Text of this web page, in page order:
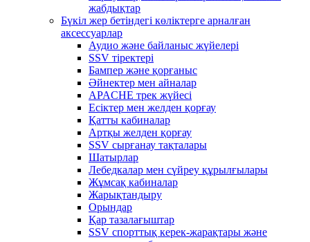
жабдықтар
Бүкіл жер бетіндегі көліктерге арналған
аксессуарлар
Аудио және байланыс жүйелері
SSV тіректері
Бампер және қорғаныс
Әйнектер мен айналар
APACHE трек жүйесі
Есіктер мен желден қорғау
Қатты кабиналар
Артқы желден қорғау
SSV сырғанау тақталары
Шатырлар
Лебедкалар мен сүйреу құрылғылары
Жұмсақ кабиналар
Жарықтандыру
Орындар
Қар тазалағыштар
SSV спорттық керек-жарақтары және